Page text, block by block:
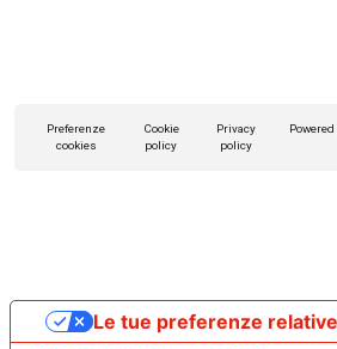
Preferenze
cookies
Cookie
policy
Privacy
policy
Le tue preferenze